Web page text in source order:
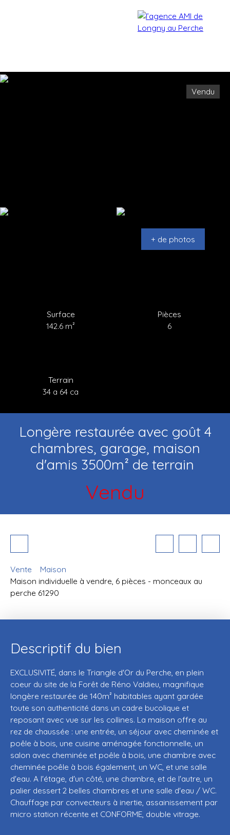
Vendu
+ de photos
Surface
142.6 m²
Pièces
6
Terrain
34 a 64 ca
Longère restaurée avec goût 4
chambres, garage, maison
d'amis 3500m² de terrain
Vendu
Vente
Maison
Maison individuelle à vendre, 6 pièces - monceaux au
perche 61290
Descriptif du bien
EXCLUSIVITÉ, dans le Triangle d'Or du Perche, en plein
coeur du site de la Forêt de Réno Valdieu, magnifique
longère restaurée de 140m² habitables ayant gardée
toute son authenticité dans un cadre bucolique et
reposant avec vue sur les collines. La maison offre au
rez de chaussée : une entrée, un séjour avec cheminée et
poêle à bois, une cuisine aménagée fonctionnelle, un
salon avec cheminée et poêle à bois, une chambre avec
cheminée poêle à bois également, un WC, et une salle
d'eau. A l'étage, d'un côté, une chambre, et de l'autre, un
palier dessert 2 belles chambres et une salle d'eau / WC.
Chauffage par convecteurs à inertie, assainissement par
micro station récente et CONFORME, double vitrage.